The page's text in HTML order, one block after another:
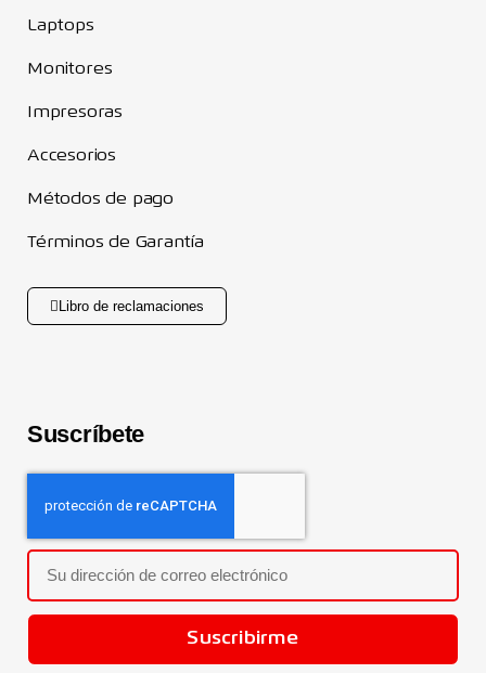
Laptops
Monitores
Impresoras
Accesorios
Métodos de pago
Términos de Garantía
Libro de reclamaciones
Suscríbete
Suscribirme